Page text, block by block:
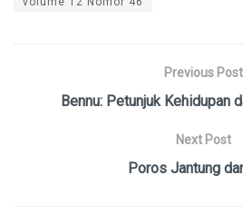
Previous Post
Bennu: Petunjuk Kehidupan
Next Post
Poros Jantung